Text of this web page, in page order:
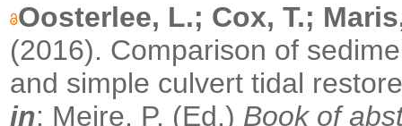
Oosterlee, L.; Cox, T.;
(2016). Comparison of
and simple culvert tidal
in: Meire, P. (Ed.) Book of